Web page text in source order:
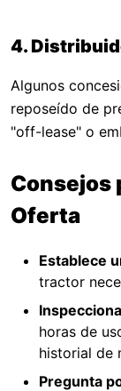
4.
Algunos
reposeído de
"off-lease" o
Consejos
Oferta
Establece
tractor
horas de
historial de
Pregunta